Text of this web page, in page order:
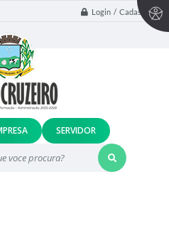
Login / Cadastro
SERVIDOR